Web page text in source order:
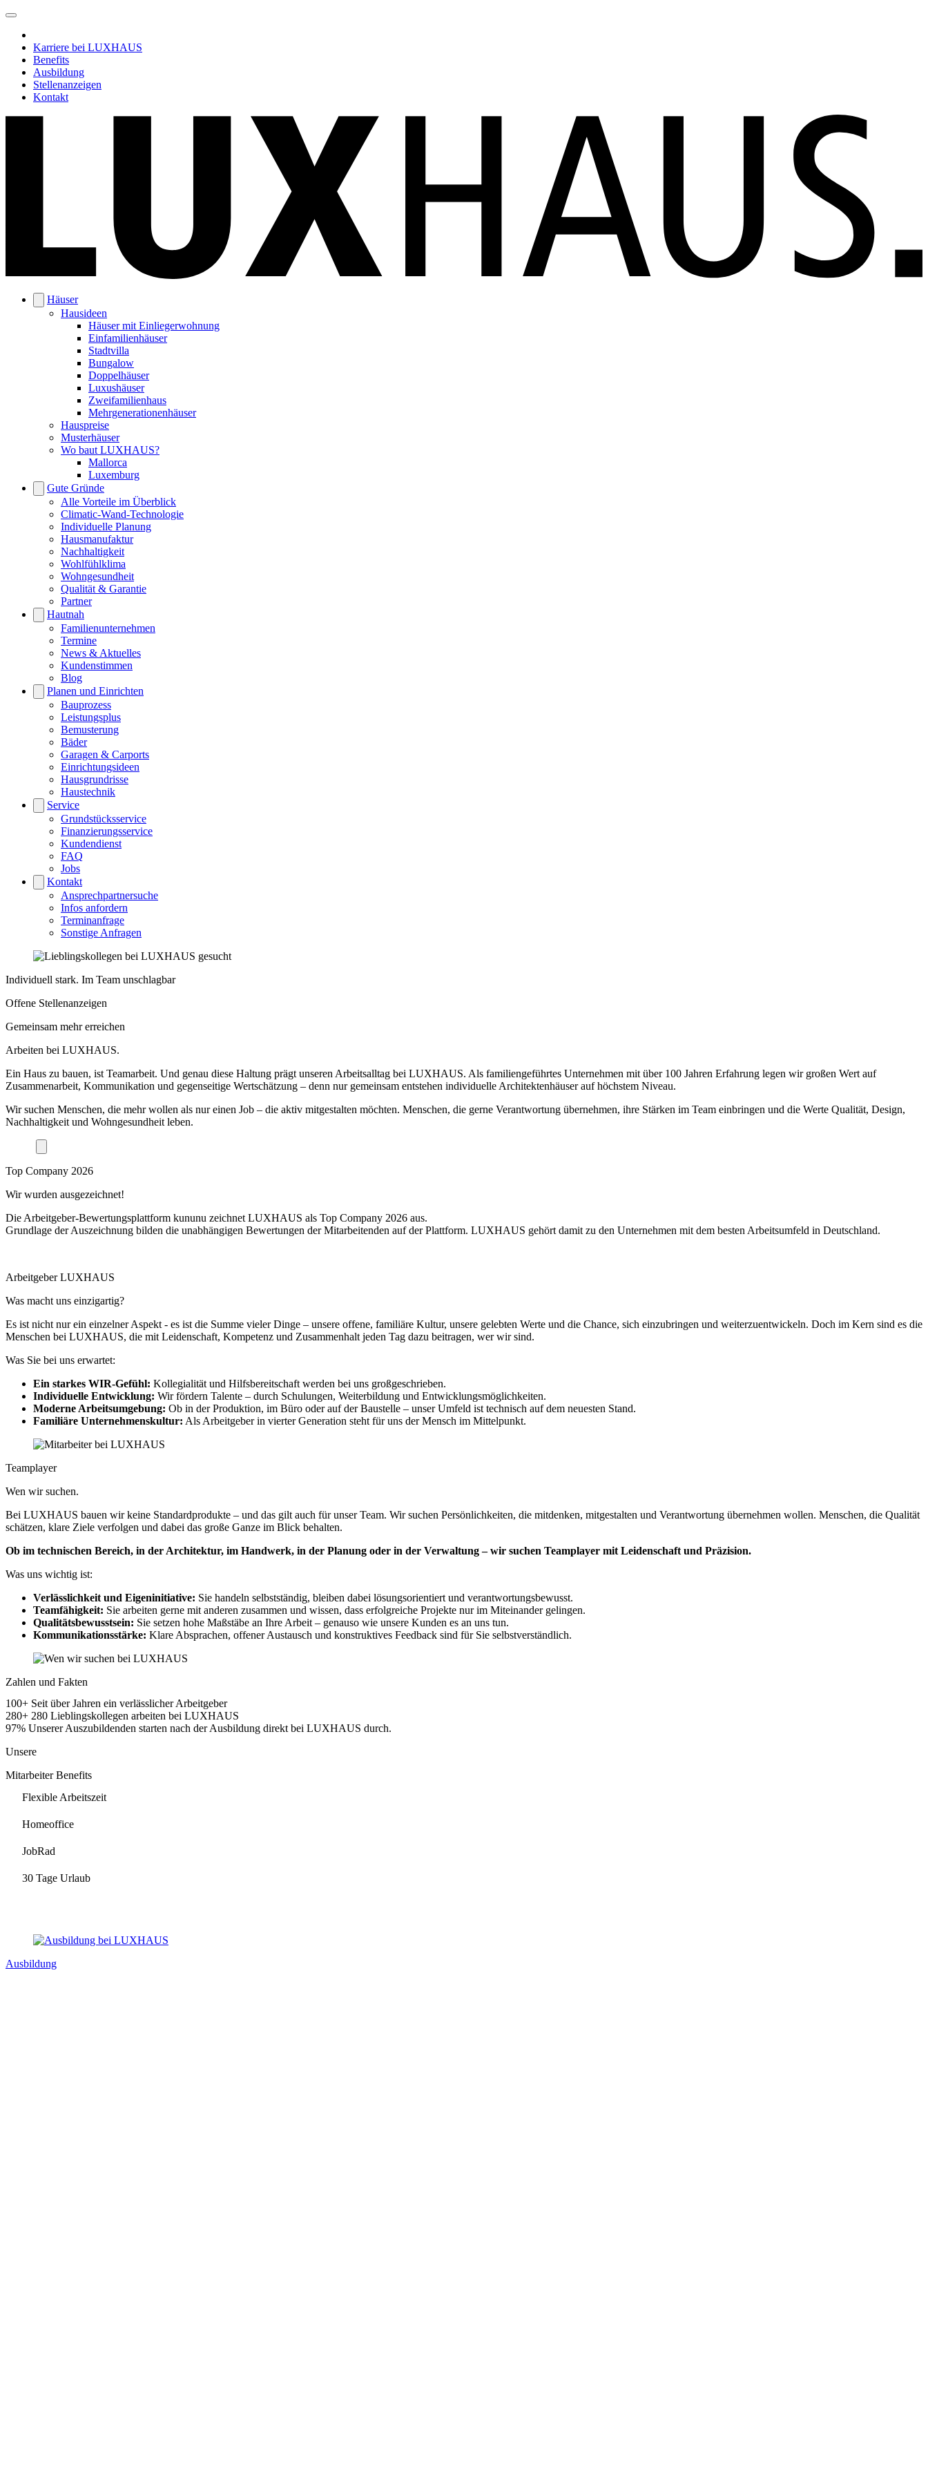
Karriere bei LUXHAUS
Benefits
Ausbildung
Stellenanzeigen
Kontakt
Häuser
Hausideen
Häuser mit Einliegerwohnung
Einfamilienhäuser
Stadtvilla
Bungalow
Doppelhäuser
Luxushäuser
Zweifamilienhaus
Mehrgenerationenhäuser
Hauspreise
Musterhäuser
Wo baut LUXHAUS?
Mallorca
Luxemburg
Gute Gründe
Alle Vorteile im Überblick
Climatic-Wand-Technologie
Individuelle Planung
Hausmanufaktur
Nachhaltigkeit
Wohlfühlklima
Wohngesundheit
Qualität & Garantie
Partner
Hautnah
Familienunternehmen
Termine
News & Aktuelles
Kundenstimmen
Blog
Planen und Einrichten
Bauprozess
Leistungsplus
Bemusterung
Bäder
Garagen & Carports
Einrichtungsideen
Hausgrundrisse
Haustechnik
Service
Grundstücksservice
Finanzierungsservice
Kundendienst
FAQ
Jobs
Kontakt
Ansprechpartnersuche
Infos anfordern
Terminanfrage
Sonstige Anfragen
Individuell stark. Im Team unschlagbar
Offene Stellenanzeigen
Gemeinsam mehr erreichen
Arbeiten bei LUXHAUS.
Ein Haus zu bauen, ist Teamarbeit. Und genau diese Haltung prägt unseren Arbeitsalltag bei LUXHAUS. Als familiengeführtes Unternehmen mit über 100 Jahren Erfahrung legen wir großen Wert auf
Zusammenarbeit, Kommunikation und gegenseitige Wertschätzung – denn nur gemeinsam entstehen individuelle Architektenhäuser auf höchstem Niveau.
Wir suchen Menschen, die mehr wollen als nur einen Job – die aktiv mitgestalten möchten. Menschen, die gerne Verantwortung übernehmen, ihre Stärken im Team einbringen und die Werte Qualität, Design,
Nachhaltigkeit und Wohngesundheit leben.
Top Company 2026
Wir wurden ausgezeichnet!
Die Arbeitgeber-Bewertungsplattform kununu zeichnet LUXHAUS als Top Company 2026 aus.
Grundlage der Auszeichnung bilden die unabhängigen Bewertungen der Mitarbeitenden auf der Plattform. LUXHAUS gehört damit zu den Unternehmen mit dem besten Arbeitsumfeld in Deutschland.
Arbeitgeber LUXHAUS
Was macht uns einzigartig?
Es ist nicht nur ein einzelner Aspekt - es ist die Summe vieler Dinge – unsere offene, familiäre Kultur, unsere gelebten Werte und die Chance, sich einzubringen und weiterzuentwickeln. Doch im Kern sind es die
Menschen bei LUXHAUS, die mit Leidenschaft, Kompetenz und Zusammenhalt jeden Tag dazu beitragen, wer wir sind.
Was Sie bei uns erwartet:
Ein starkes WIR-Gefühl: Kollegialität und Hilfsbereitschaft werden bei uns großgeschrieben.
Individuelle Entwicklung: Wir fördern Talente – durch Schulungen, Weiterbildung und Entwicklungsmöglichkeiten.
Moderne Arbeitsumgebung: Ob in der Produktion, im Büro oder auf der Baustelle – unser Umfeld ist technisch auf dem neuesten Stand.
Familiäre Unternehmenskultur: Als Arbeitgeber in vierter Generation steht für uns der Mensch im Mittelpunkt.
Teamplayer
Wen wir suchen.
Bei LUXHAUS bauen wir keine Standardprodukte – und das gilt auch für unser Team. Wir suchen Persönlichkeiten, die mitdenken, mitgestalten und Verantwortung übernehmen wollen. Menschen, die Qualität
schätzen, klare Ziele verfolgen und dabei das große Ganze im Blick behalten.
Ob im technischen Bereich, in der Architektur, im Handwerk, in der Planung oder in der Verwaltung – wir suchen Teamplayer mit Leidenschaft und Präzision.
Was uns wichtig ist:
Verlässlichkeit und Eigeninitiative: Sie handeln selbstständig, bleiben dabei lösungsorientiert und verantwortungsbewusst.
Teamfähigkeit: Sie arbeiten gerne mit anderen zusammen und wissen, dass erfolgreiche Projekte nur im Miteinander gelingen.
Qualitätsbewusstsein: Sie setzen hohe Maßstäbe an Ihre Arbeit – genauso wie unsere Kunden es an uns tun.
Kommunikationsstärke: Klare Absprachen, offener Austausch und konstruktives Feedback sind für Sie selbstverständlich.
Zahlen und Fakten
100+ Seit über Jahren ein verlässlicher Arbeitgeber
280+ 280 Lieblingskollegen arbeiten bei LUXHAUS
97% Unserer Auszubildenden starten nach der Ausbildung direkt bei LUXHAUS durch.
Unsere
Mitarbeiter Benefits
Flexible Arbeitszeit
Homeoffice
JobRad
30 Tage Urlaub
Ausbildung